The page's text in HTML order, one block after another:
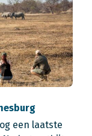
een laatste